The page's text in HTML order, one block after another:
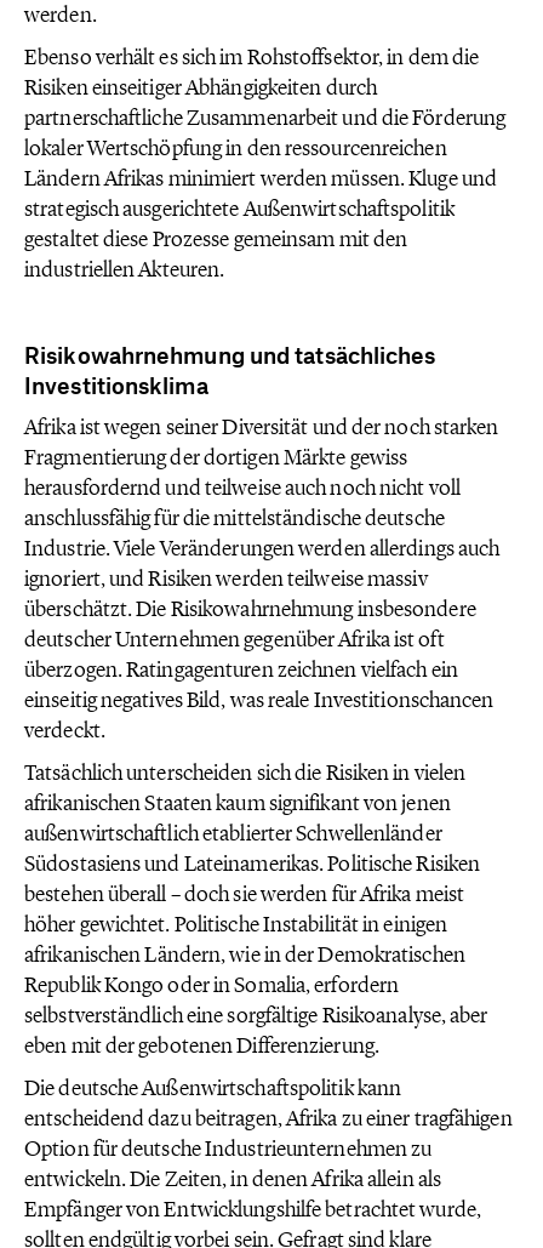
werden.
Ebenso verhält es sich im Rohstoffsektor, in dem die
Risiken einseitiger Abhängigkeiten durch
partnerschaftliche Zusammenarbeit und die Förderung
lokaler Wertschöpfung in den ressourcenreichen
Ländern Afrikas minimiert werden müssen. Kluge und
strategisch ausgerichtete Außenwirtschaftspolitik
gestaltet diese Prozesse gemeinsam mit den
industriellen Akteuren.
Risikowahrnehmung und tatsächliches
Investitionsklima
Afrika ist wegen seiner Diversität und der noch starken
Fragmentierung der dortigen Märkte gewiss
herausfordernd und teilweise auch noch nicht voll
anschlussfähig für die mittelständische deutsche
Industrie. Viele Veränderungen werden allerdings auch
ignoriert, und Risiken werden teilweise massiv
überschätzt. Die Risikowahrnehmung insbesondere
deutscher Unternehmen gegenüber Afrika ist oft
überzogen. Ratingagenturen zeichnen vielfach ein
einseitig negatives Bild, was reale Investitionschancen
verdeckt.
Tatsächlich unterscheiden sich die Risiken in vielen
afrikanischen Staaten kaum signifikant von jenen
außenwirtschaftlich etablierter Schwellenländer
Südostasiens und Lateinamerikas. Politische Risiken
bestehen überall – doch sie werden für Afrika meist
höher gewichtet. Politische Instabilität in einigen
afrikanischen Ländern, wie in der Demokratischen
Republik Kongo oder in Somalia, erfordern
selbstverständlich eine sorgfältige Risikoanalyse, aber
eben mit der gebotenen Differenzierung.
Die deutsche Außenwirtschaftspolitik kann
entscheidend dazu beitragen, Afrika zu einer tragfähigen
Option für deutsche Industrieunternehmen zu
entwickeln. Die Zeiten, in denen Afrika allein als
Empfänger von Entwicklungshilfe betrachtet wurde,
sollten endgültig vorbei sein. Gefragt sind klare